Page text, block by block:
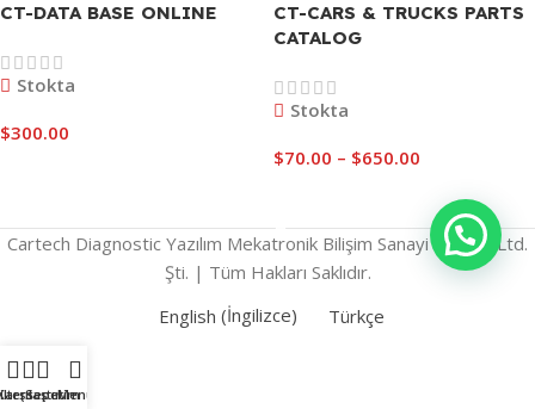
CT-DATA BASE ONLINE
Stokta
$300.00
CT-CARS & TRUCKS PARTS
CATALOG
Stokta
$70.00 – $650.00
Cartech Diagnostic Yazılım Mekatronik Bilişim Sanayi Ticaret Ltd.
Şti. | Tüm Hakları Saklıdır.
Sepetim
Menu
English (İngilizce) Türkçe